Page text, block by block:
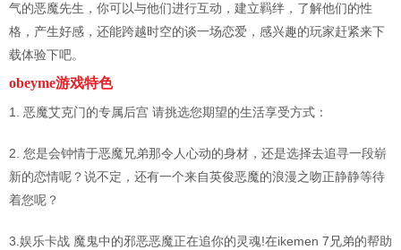
气的恶魔先生，你可以与他们进行互动，建立羁绊，了解他们的性
格，产生好感，还能跨越时空的谈一场恋爱，感兴趣的玩家赶紧来下
载体验下吧。
obeyme游戏特色
1. 恶魔艾克门的专属后宫 请挑选您期望的生活享受方式：
2. 您是会钟情于恶魔兄弟那令人心动的身材，还是选择去追寻一段崭
新的恋情呢？说不定，还有一个来自英俊恶魔的浪漫之吻正静静等待
着您呢？
3.娱乐卡战 魔鬼中的邪恶恶魔正在追你的灵魂!在ikemen 7兄弟的帮助